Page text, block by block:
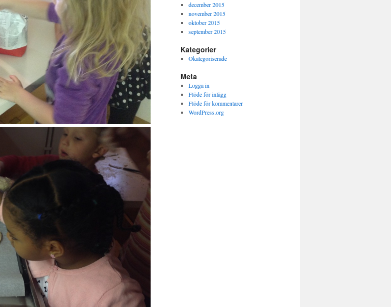
december 2015
november 2015
oktober 2015
september 2015
Kategorier
Okategoriserade
Meta
Logga in
Flöde för inlägg
Flöde för kommentarer
WordPress.org